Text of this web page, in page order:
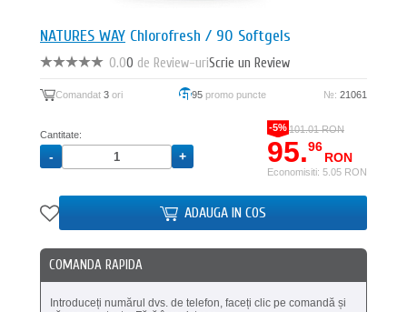
NATURES WAY Chlorofresh / 90 Softgels
0.00 de Review-uriScrie un Review
Comandat 3ori 95 promo puncte №: 21061
Cantitate:
-5%101.01 RON
95.96
RON
Economisiti: 5.05 RON
ADAUGA IN COS
COMANDA RAPIDA
Introduceți numărul dvs. de telefon, faceți clic pe comandă și